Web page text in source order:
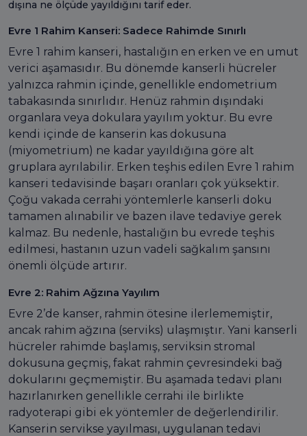
dışına ne ölçüde yayıldığını tarif eder.
Evre 1 Rahim Kanseri: Sadece Rahimde Sınırlı
Evre 1 rahim kanseri, hastalığın en erken ve en umut
verici aşamasıdır. Bu dönemde kanserli hücreler
yalnızca rahmin içinde, genellikle endometrium
tabakasında sınırlıdır. Henüz rahmin dışındaki
organlara veya dokulara yayılım yoktur. Bu evre
kendi içinde de kanserin kas dokusuna
(miyometrium) ne kadar yayıldığına göre alt
gruplara ayrılabilir. Erken teşhis edilen Evre 1 rahim
kanseri tedavisinde başarı oranları çok yüksektir.
Çoğu vakada cerrahi yöntemlerle kanserli doku
tamamen alınabilir ve bazen ilave tedaviye gerek
kalmaz. Bu nedenle, hastalığın bu evrede teşhis
edilmesi, hastanın uzun vadeli sağkalım şansını
önemli ölçüde artırır.
Evre 2: Rahim Ağzına Yayılım
Evre 2’de kanser, rahmin ötesine ilerlememiştir,
ancak rahim ağzına (serviks) ulaşmıştır. Yani kanserli
hücreler rahimde başlamış, serviksin stromal
dokusuna geçmiş, fakat rahmin çevresindeki bağ
dokularını geçmemiştir. Bu aşamada tedavi planı
hazırlanırken genellikle cerrahi ile birlikte
radyoterapi gibi ek yöntemler de değerlendirilir.
Kanserin servikse yayılması, uygulanan tedavi